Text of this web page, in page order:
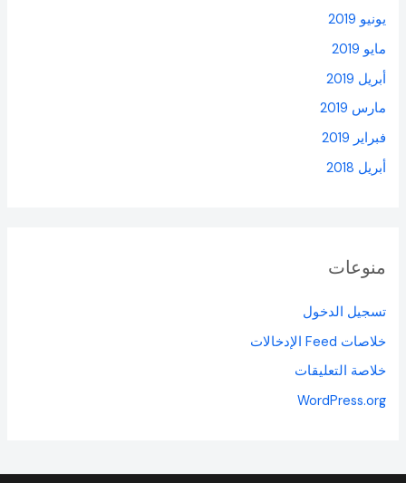
يونيو 2019
مايو 2019
أبريل 2019
مارس 2019
فبراير 2019
أبريل 2018
منوعات
تسجيل الدخول
خلاصات Feed الإدخالات
خلاصة التعليقات
WordPress.org